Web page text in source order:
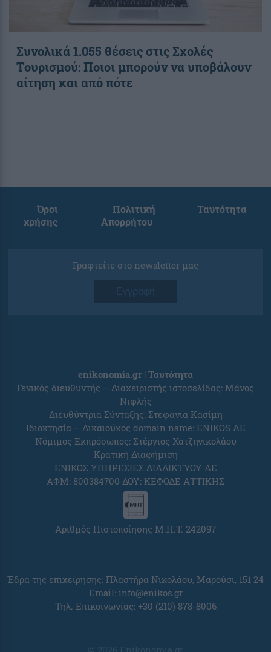
Συνολικά 1.055 θέσεις στις Σχολές
Τουρισμού: Ποιοι μπορούν να υποβάλουν
αίτηση και από πότε
Όροι
χρήσης
Πολιτική
Απορρήτου
Ταυτότητα
Γραφτείτε στο newsletter μας
Εγγραφή
enikonomia.gr | Ταυτότητα
Γενικός διευθυντής – Διαχειριστής ιστοσελίδας: Μάνος
Νιφλής
Διευθύντρια Σύνταξης: Στεφανία Κασίμη
Ιδιοκτησία – Δικαιούχος domain name: ENIKOS AE
Νόμιμος Εκπρόσωπος: Στέργιος Χατζηνικολάου
Κρατική Διαφήμιση
ΕΝΙΚΟΣ ΥΠΗΡΕΣΙΕΣ ΔΙΑΔΙΚΤΥΟΥ ΑΕ
ΑΦΜ: 800384700 ΔΟΥ: ΚΕΦΟΔΕ ΑΤΤΙΚΗΣ
Αριθμός Πιστοποίησης Μ.Η.Τ. 242097
Έδρα της επιχείρησης: Πλαστήρα Νικολάου, Μαρούσι, 151 24
Email: info@enikos.gr
Τηλ. Επικοινωνίας: +30 (210) 878-8006